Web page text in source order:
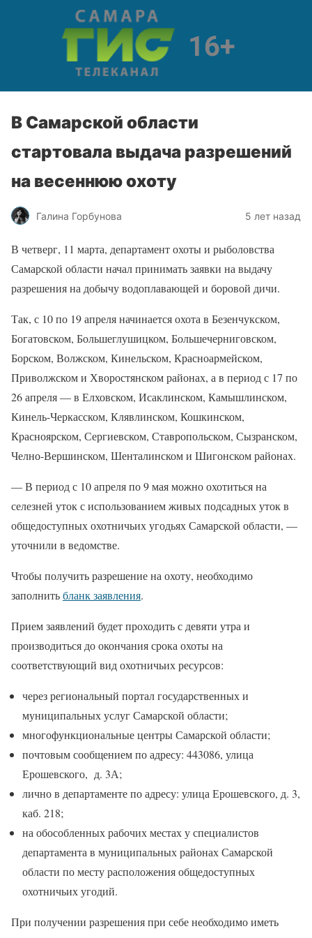
В Самарской области
стартовала выдача разрешений
на весеннюю охоту
Галина Горбунова 5 лет назад
В четверг, 11 марта, департамент охоты и рыболовства
Самарской области начал принимать заявки на выдачу
разрешения на добычу водоплавающей и боровой дичи.
Так, с 10 по 19 апреля начинается охота в Безенчукском,
Богатовском, Большеглушицком, Большечерниговском,
Борском, Волжском, Кинельском, Красноармейском,
Приволжском и Хворостянском районах, а в период с 17 по
26 апреля — в Елховском, Исаклинском, Камышлинском,
Кинель-Черкасском, Клявлинском, Кошкинском,
Красноярском, Сергиевском, Ставропольском, Сызранском,
Челно-Вершинском, Шенталинском и Шигонском районах.
— В период с 10 апреля по 9 мая можно охотиться на
селезней уток с использованием живых подсадных уток в
общедоступных охотничьих угодьях Самарской области, —
уточнили в ведомстве.
Чтобы получить разрешение на охоту, необходимо
заполнитьбланк заявления.
Прием заявлений будет проходить с девяти утра и
производиться до окончания срока охоты на
соответствующий вид охотничьих ресурсов:
через региональный портал государственных и
муниципальных услуг Самарской области;
многофункциональные центры Самарской области;
почтовым сообщением по адресу: 443086, улица
Ерошевского, д. 3А;
лично в департаменте по адресу: улица Ерошевского, д. 3,
каб. 218;
на обособленных рабочих местах у специалистов
департамента в муниципальных районах Самарской
области по месту расположения общедоступных
охотничьих угодий.
При получении разрешения при себе необходимо иметь